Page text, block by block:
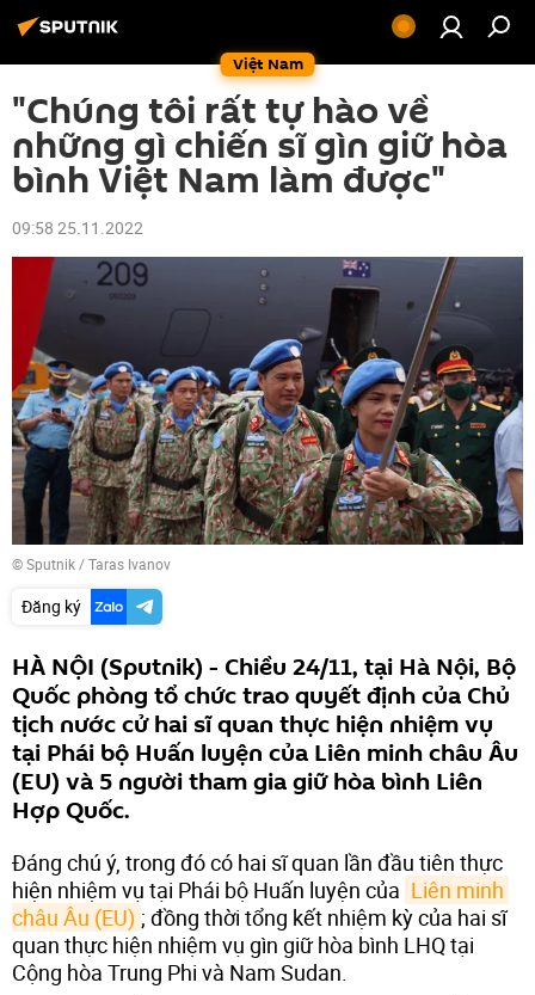
Việt Nam
"Chúng tôi rất tự hào về
những gì chiến sĩ gìn giữ hòa
bình Việt Nam làm được"
09:58 25.11.2022
© Sputnik / Taras Ivanov
Đăng ký
HÀ NỘI (Sputnik) - Chiều 24/11, tại Hà Nội, Bộ
Quốc phòng tổ chức trao quyết định của Chủ
tịch nước cử hai sĩ quan thực hiện nhiệm vụ
tại Phái bộ Huấn luyện của Liên minh châu Âu
(EU) và 5 người tham gia giữ hòa bình Liên
Hợp Quốc.
Đáng chú ý, trong đó có hai sĩ quan lần đầu tiên thực
hiện nhiệm vụ tại Phái bộ Huấn luyện của Liên minh
châu Âu (EU) ; đồng thời tổng kết nhiệm kỳ của hai sĩ
quan thực hiện nhiệm vụ gìn giữ hòa bình LHQ tại
Cộng hòa Trung Phi và Nam Sudan.